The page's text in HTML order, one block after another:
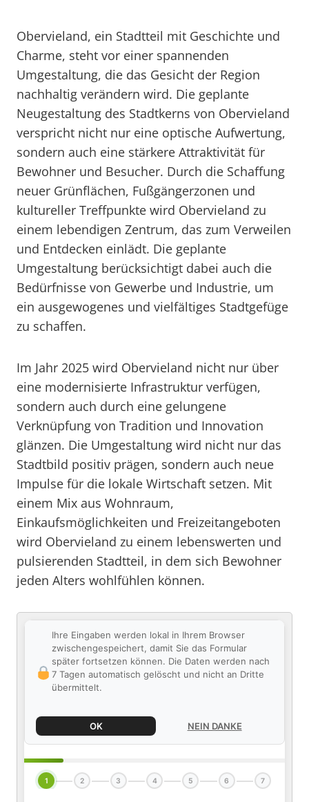
Obervieland, ein Stadtteil mit Geschichte und
Charme, steht vor einer spannenden
Umgestaltung, die das Gesicht der Region
nachhaltig verändern wird. Die geplante
Neugestaltung des Stadtkerns von Obervieland
verspricht nicht nur eine optische Aufwertung,
sondern auch eine stärkere Attraktivität für
Bewohner und Besucher. Durch die Schaffung
neuer Grünflächen, Fußgängerzonen und
kultureller Treffpunkte wird Obervieland zu
einem lebendigen Zentrum, das zum Verweilen
und Entdecken einlädt. Die geplante
Umgestaltung berücksichtigt dabei auch die
Bedürfnisse von Gewerbe und Industrie, um
ein ausgewogenes und vielfältiges Stadtgefüge
zu schaffen.
Im Jahr 2025 wird Obervieland nicht nur über
eine modernisierte Infrastruktur verfügen,
sondern auch durch eine gelungene
Verknüpfung von Tradition und Innovation
glänzen. Die Umgestaltung wird nicht nur das
Stadtbild positiv prägen, sondern auch neue
Impulse für die lokale Wirtschaft setzen. Mit
einem Mix aus Wohnraum,
Einkaufsmöglichkeiten und Freizeitangeboten
wird Obervieland zu einem lebenswerten und
pulsierenden Stadtteil, in dem sich Bewohner
jeden Alters wohlfühlen können.
Ihre Eingaben werden lokal in Ihrem Browser
zwischengespeichert, damit Sie das Formular
später fortsetzen können. Die Daten werden nach
7 Tagen automatisch gelöscht und nicht an Dritte
übermittelt.
OK NEIN DANKE
1 2 3 4 5 6 7